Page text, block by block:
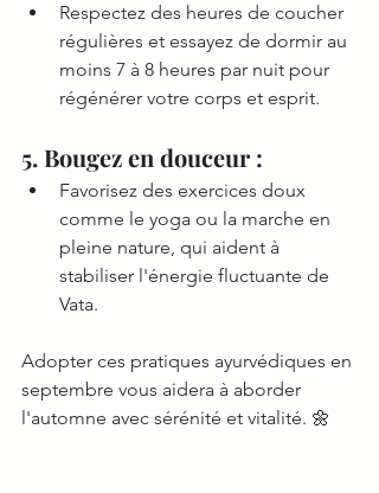
Respectez des heures de coucher
régulières et essayez de dormir au
moins 7 à 8 heures par nuit pour
régénérer votre corps et esprit.
5. Bougez en douceur :
Favorisez des exercices doux
comme le yoga ou la marche en
pleine nature, qui aident à
stabiliser l'énergie fluctuante de
Vata.
Adopter ces pratiques ayurvédiques en
septembre vous aidera à aborder
l'automne avec sérénité et vitalité. 🌼